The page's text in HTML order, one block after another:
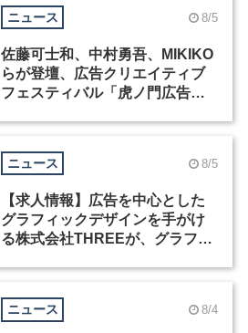
ニュース 8/5
佐藤可士和、中村勇吾、MIKIKO
らが登壇、広告クリエイティブ
フェスティバル「虎ノ門広告
ニュース 8/5
【求人情報】広告を中心とした
グラフィックデザインを手がけ
る株式会社THREEが、グラフィ
ニュース 8/4